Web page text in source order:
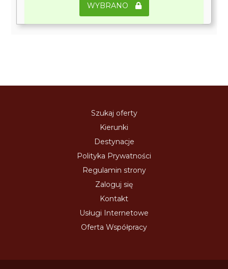
WYBRANO
Szukaj oferty
Kierunki
Destynacje
Polityka Prywatności
Regulamin strony
Zaloguj się
Kontakt
Usługi Internetowe
Oferta Współpracy